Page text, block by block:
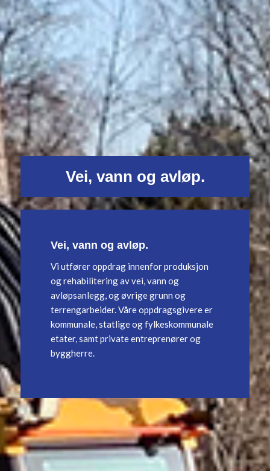
Vei, vann og avløp.
Vei, vann og avløp.
Vi utfører oppdrag innenfor produksjon
og rehabilitering av vei, vann og
avløpsanlegg, og øvrige grunn og
terrengarbeider. Våre oppdragsgivere er
kommunale, statlige og fylkeskommunale
etater, samt private entreprenører og
byggherre.